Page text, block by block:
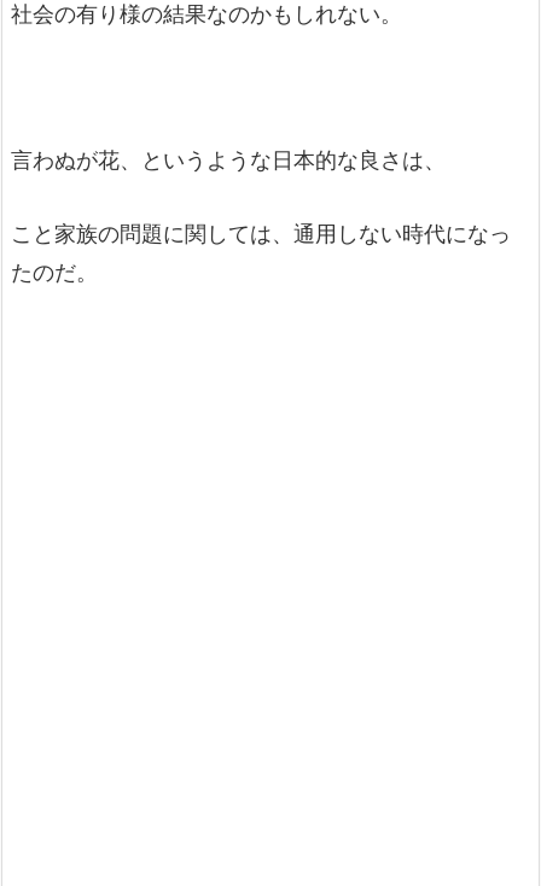
社会の有り様の結果なのかもしれない。
言わぬが花、というような日本的な良さは、
こと家族の問題に関しては、通用しない時代になっ
たのだ。